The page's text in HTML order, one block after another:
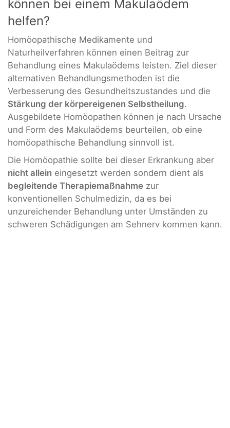
können bei einem Makulaödem
helfen?
Homöopathische Medikamente und
Naturheilverfahren können einen Beitrag zur
Behandlung eines Makulaödems leisten. Ziel dieser
alternativen Behandlungsmethoden ist die
Verbesserung des Gesundheitszustandes und die
Stärkung der körpereigenen Selbstheilung.
Ausgebildete Homöopathen können je nach Ursache
und Form des Makulaödems beurteilen, ob eine
homöopathische Behandlung sinnvoll ist.
Die Homöopathie sollte bei dieser Erkrankung aber
nicht allein eingesetzt werden sondern dient als
begleitende Therapiemaßnahme zur
konventionellen Schulmedizin, da es bei
unzureichender Behandlung unter Umständen zu
schweren Schädigungen am Sehnerv kommen kann.